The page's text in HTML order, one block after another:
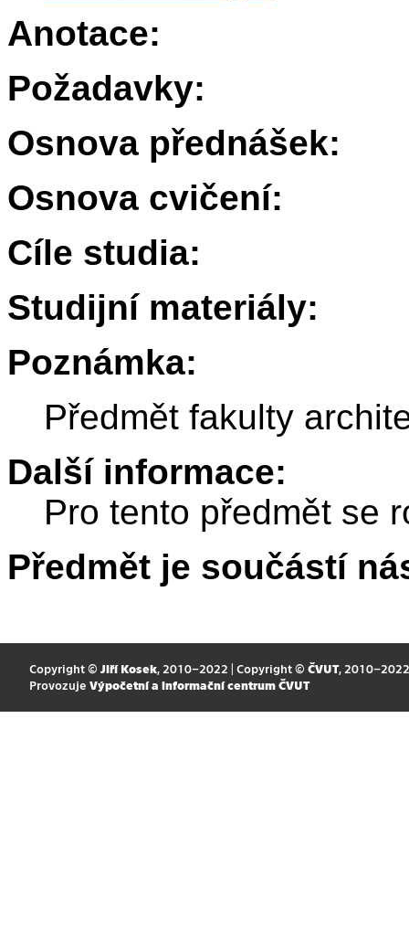
Anotace:
Požadavky:
Osnova přednášek:
Osnova cvičení:
Cíle studia:
Studijní materiály:
Poznámka:
Předmět fakulty
Další informace:
Pro tento předmět se
Předmět je součástí
Copyright © Jiří Kosek, 2010–2022 | Copyright © ČVUT, 2010–2022
Provozuje Výpočetní a informační centrum ČVUT